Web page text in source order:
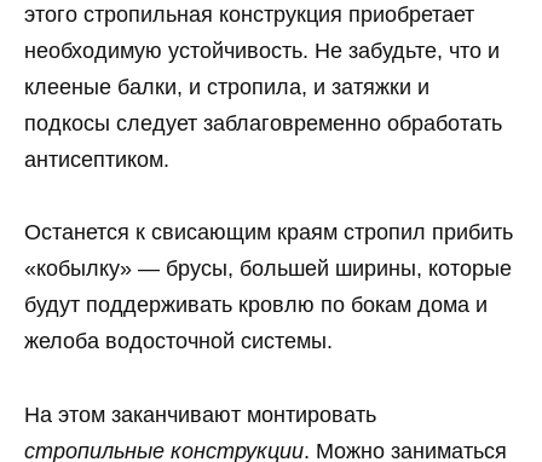
этого стропильная конструкция приобретает
необходимую устойчивость. Не забудьте, что и
клееные балки, и стропила, и затяжки и
подкосы следует заблаговременно обработать
антисептиком.
Останется к свисающим краям стропил прибить
«кобылку» — брусы, большей ширины, которые
будут поддерживать кровлю по бокам дома и
желоба водосточной системы.
На этом заканчивают монтировать
стропильные конструкции. Можно заниматься